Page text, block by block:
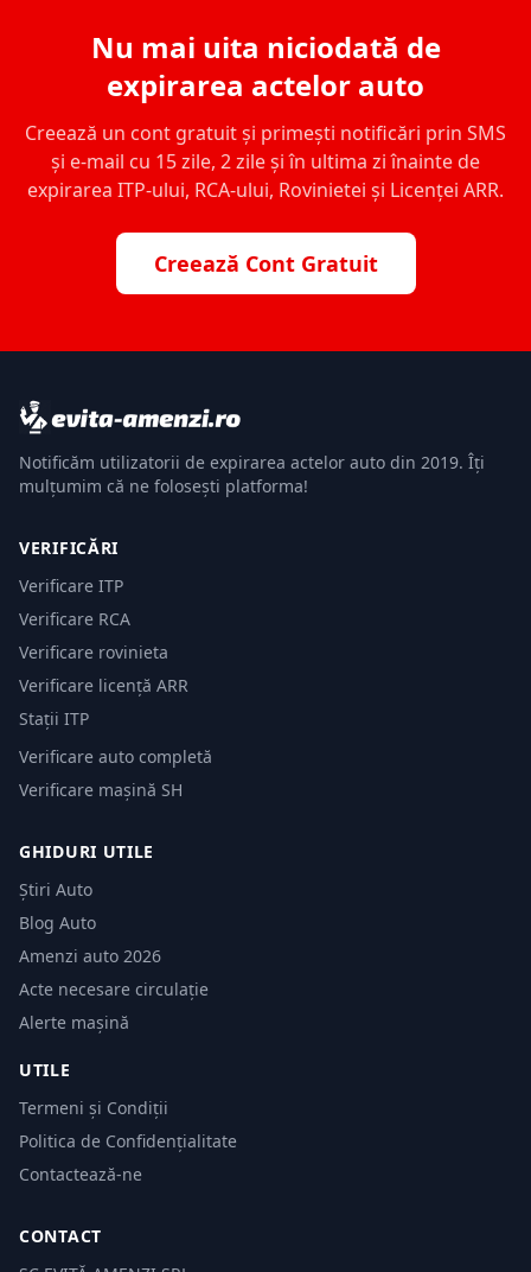
Nu mai uita niciodată de
expirarea actelor auto
Creează un cont gratuit și primești notificări prin SMS
și e-mail cu 15 zile, 2 zile și în ultima zi înainte de
expirarea ITP-ului, RCA-ului, Rovinietei și Licenței ARR.
Creează Cont Gratuit
Notificăm utilizatorii de expirarea actelor auto din 2019. Îți
mulțumim că ne folosești platforma!
VERIFICĂRI
Verificare ITP
Verificare RCA
Verificare rovinieta
Verificare licență ARR
Stații ITP
Verificare auto completă
Verificare mașină SH
GHIDURI UTILE
Știri Auto
Blog Auto
Amenzi auto 2026
Acte necesare circulație
Alerte mașină
UTILE
Termeni și Condiții
Politica de Confidențialitate
Contactează-ne
CONTACT